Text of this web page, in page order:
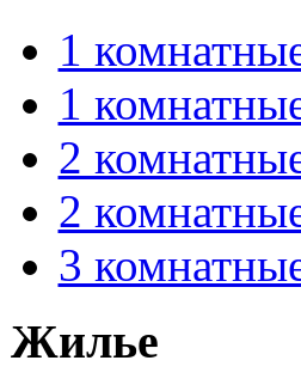
1
1
2
2
3
Жилье